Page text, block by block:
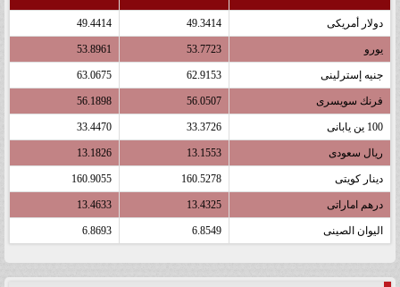
دولار أمريكى 49.3414
49.4414
يورو 53.7723
53.8961
جنيه إسترلينى 62.9153
63.0675
فرنك سويسرى 56.0507
56.1898
100 ين يابانى 33.3726
33.4470
ريال سعودى 13.1553
13.1826
دينار كويتى 160.5278
160.9055
درهم اماراتى 13.4325
13.4633
اليوان الصينى 6.8549
6.8693